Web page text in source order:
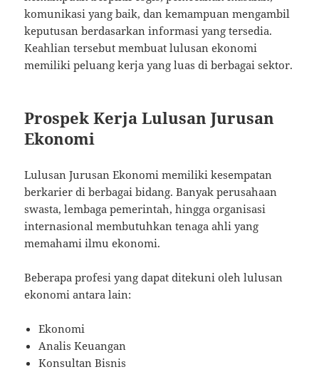
komunikasi yang baik, dan kemampuan mengambil
keputusan berdasarkan informasi yang tersedia.
Keahlian tersebut membuat lulusan ekonomi
memiliki peluang kerja yang luas di berbagai sektor.
Prospek Kerja Lulusan Jurusan
Ekonomi
Lulusan Jurusan Ekonomi memiliki kesempatan
berkarier di berbagai bidang. Banyak perusahaan
swasta, lembaga pemerintah, hingga organisasi
internasional membutuhkan tenaga ahli yang
memahami ilmu ekonomi.
Beberapa profesi yang dapat ditekuni oleh lulusan
ekonomi antara lain:
Ekonomi
Analis Keuangan
Konsultan Bisnis